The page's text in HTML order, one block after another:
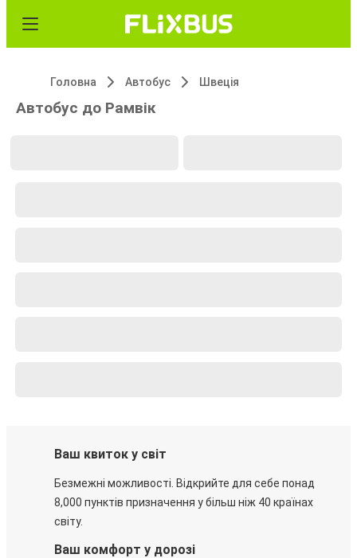
Головна Автобус Швеція
Автобус до Рамвік
Ваш квиток у світ
Безмежні можливості. Відкрийте для себе понад
8,000 пунктів призначення у більш ніж 40 країнах
світу.
Ваш комфорт у дорозі